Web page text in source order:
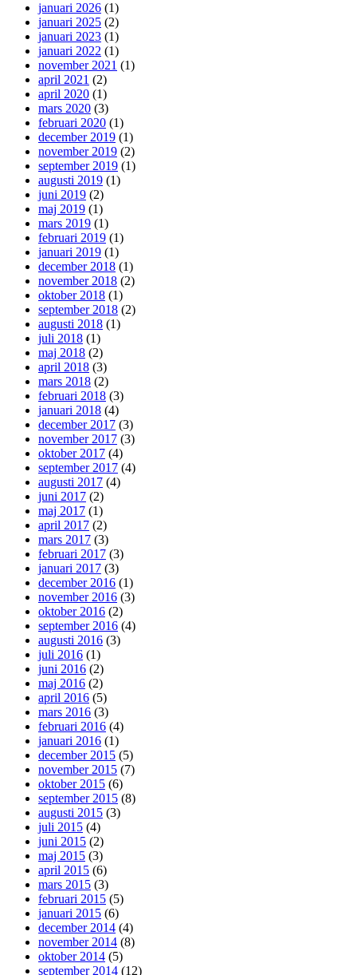
januari 2026 (1)
januari 2025 (2)
januari 2023 (1)
januari 2022 (1)
november 2021 (1)
april 2021 (2)
april 2020 (1)
mars 2020 (3)
februari 2020 (1)
december 2019 (1)
november 2019 (2)
september 2019 (1)
augusti 2019 (1)
juni 2019 (2)
maj 2019 (1)
mars 2019 (1)
februari 2019 (1)
januari 2019 (1)
december 2018 (1)
november 2018 (2)
oktober 2018 (1)
september 2018 (2)
augusti 2018 (1)
juli 2018 (1)
maj 2018 (2)
april 2018 (3)
mars 2018 (2)
februari 2018 (3)
januari 2018 (4)
december 2017 (3)
november 2017 (3)
oktober 2017 (4)
september 2017 (4)
augusti 2017 (4)
juni 2017 (2)
maj 2017 (1)
april 2017 (2)
mars 2017 (3)
februari 2017 (3)
januari 2017 (3)
december 2016 (1)
november 2016 (3)
oktober 2016 (2)
september 2016 (4)
augusti 2016 (3)
juli 2016 (1)
juni 2016 (2)
maj 2016 (2)
april 2016 (5)
mars 2016 (3)
februari 2016 (4)
januari 2016 (1)
december 2015 (5)
november 2015 (7)
oktober 2015 (6)
september 2015 (8)
augusti 2015 (3)
juli 2015 (4)
juni 2015 (2)
maj 2015 (3)
april 2015 (6)
mars 2015 (3)
februari 2015 (5)
januari 2015 (6)
december 2014 (4)
november 2014 (8)
oktober 2014 (5)
september 2014 (12)